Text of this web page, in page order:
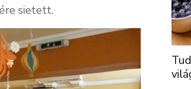
sietett.